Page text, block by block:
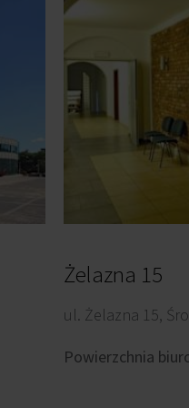
Żelazna 15
ul. Żelazna 15,
Powierzchnia